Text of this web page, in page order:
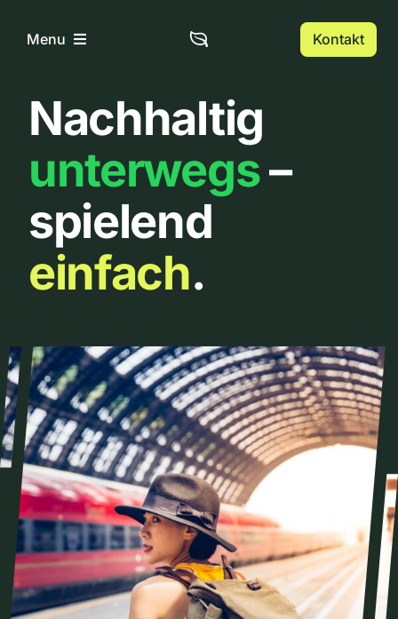
InhaltMenu
Home
Über uns
Urbanlist
Kontakt
Nachhaltig
unterwegs–
spielend
einfach.